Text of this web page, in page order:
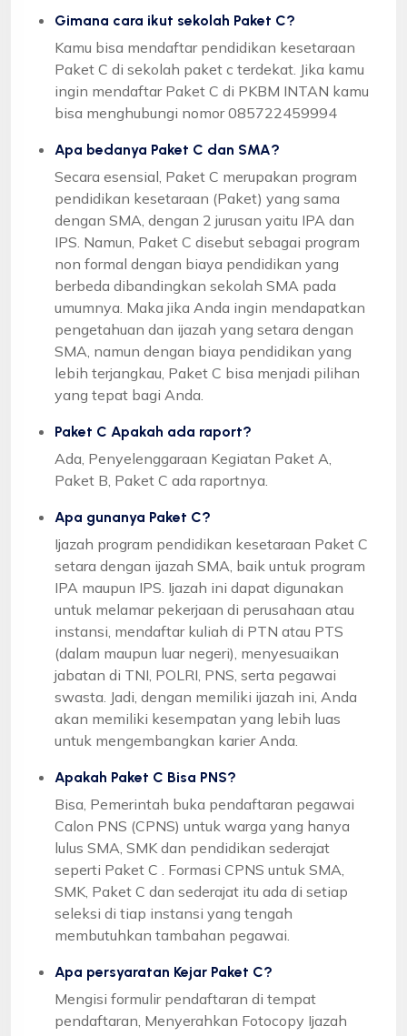
Gimana cara ikut sekolah Paket C?
Kamu bisa mendaftar pendidikan kesetaraan
Paket C di sekolah paket c terdekat. Jika kamu
ingin mendaftar Paket C di PKBM INTAN kamu
bisa menghubungi nomor 085722459994
Apa bedanya Paket C dan SMA?
Secara esensial, Paket C merupakan program
pendidikan kesetaraan (Paket) yang sama
dengan SMA, dengan 2 jurusan yaitu IPA dan
IPS. Namun, Paket C disebut sebagai program
non formal dengan biaya pendidikan yang
berbeda dibandingkan sekolah SMA pada
umumnya. Maka jika Anda ingin mendapatkan
pengetahuan dan ijazah yang setara dengan
SMA, namun dengan biaya pendidikan yang
lebih terjangkau, Paket C bisa menjadi pilihan
yang tepat bagi Anda.
Paket C Apakah ada raport?
Ada, Penyelenggaraan Kegiatan Paket A,
Paket B, Paket C ada raportnya.
Apa gunanya Paket C?
Ijazah program pendidikan kesetaraan Paket C
setara dengan ijazah SMA, baik untuk program
IPA maupun IPS. Ijazah ini dapat digunakan
untuk melamar pekerjaan di perusahaan atau
instansi, mendaftar kuliah di PTN atau PTS
(dalam maupun luar negeri), menyesuaikan
jabatan di TNI, POLRI, PNS, serta pegawai
swasta. Jadi, dengan memiliki ijazah ini, Anda
akan memiliki kesempatan yang lebih luas
untuk mengembangkan karier Anda.
Apakah Paket C Bisa PNS?
Bisa, Pemerintah buka pendaftaran pegawai
Calon PNS (CPNS) untuk warga yang hanya
lulus SMA, SMK dan pendidikan sederajat
seperti Paket C . Formasi CPNS untuk SMA,
SMK, Paket C dan sederajat itu ada di setiap
seleksi di tiap instansi yang tengah
membutuhkan tambahan pegawai.
Apa persyaratan Kejar Paket C?
Mengisi formulir pendaftaran di tempat
pendaftaran, Menyerahkan Fotocopy Ijazah